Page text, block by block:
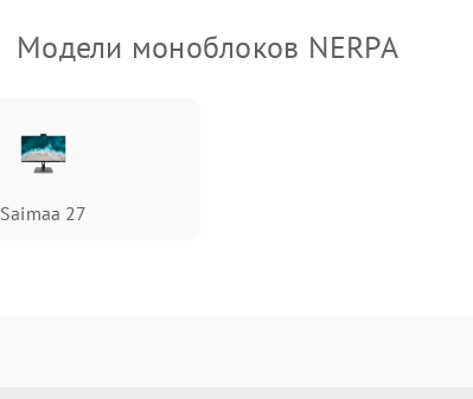
Модели моноблоков NERPA
Saimaa 27